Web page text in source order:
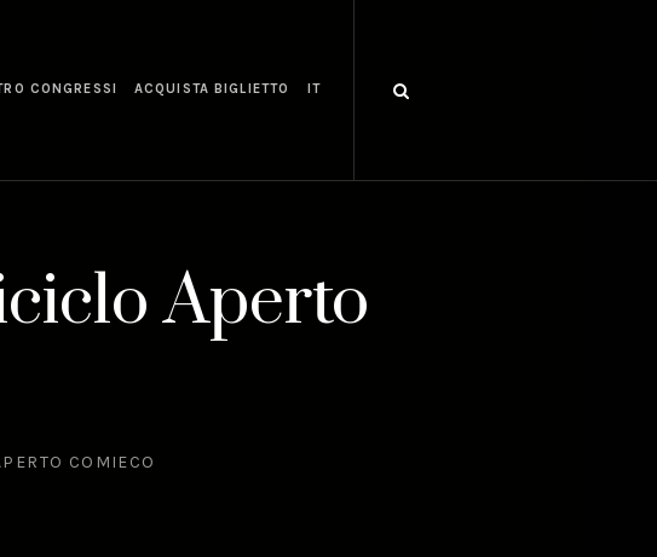
CONGRESSI ACQUISTA BIGLIETTO IT
Aperto
COMIECO